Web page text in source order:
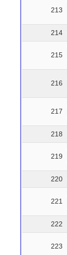
213
214
215
216
217
218
219
220
221
222
223